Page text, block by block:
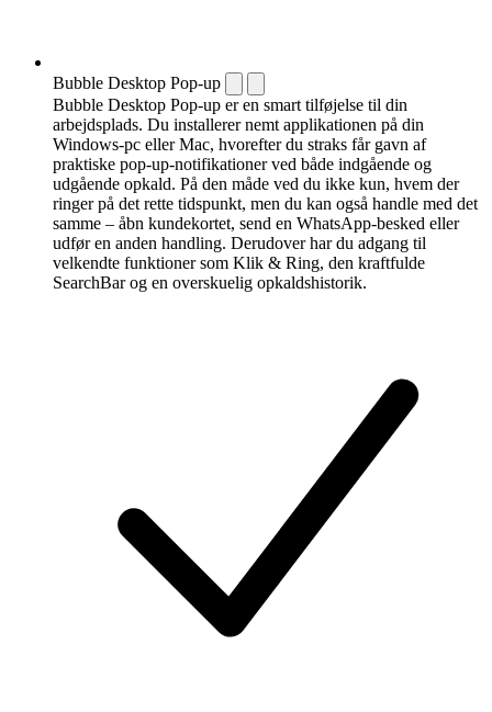
Bubble Desktop Pop-up
Bubble Desktop Pop-up er en smart tilføjelse til din
arbejdsplads. Du installerer nemt applikationen på din
Windows-pc eller Mac, hvorefter du straks får gavn af
praktiske pop-up-notifikationer ved både indgående og
udgående opkald. På den måde ved du ikke kun, hvem der
ringer på det rette tidspunkt, men du kan også handle med det
samme – åbn kundekortet, send en WhatsApp-besked eller
udfør en anden handling. Derudover har du adgang til
velkendte funktioner som Klik & Ring, den kraftfulde
SearchBar og en overskuelig opkaldshistorik.